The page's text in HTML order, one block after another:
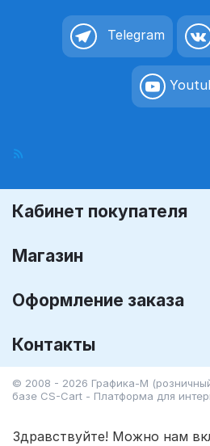
Telegram
Кабинет покупателя
Магазин
Оформление заказа
Контакты
© 2008 - 2026 Графика-М
базе CS-Cart - Платформа для
Здравствуйте! Можно нам